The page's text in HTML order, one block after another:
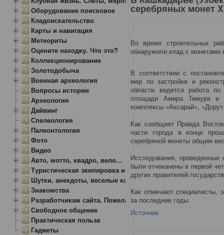
серебряных монет
Во время строительных
обнаружили клад с
В соответствии с
мер по застройке и
области ведется работа по
площади Амира Темура и
комплексы «Аксарай»,
Как сообщает Правда
части города в конце
серебряной монеты общим
Исследования, проведенные
были отчеканены в первой
других правителей
Как отмечают специалисты,
за последние годы.
Источник
Оборудование поисковое
Кладоискательство
Карты и навигация
Метеориты
Оцените находку. Что это?
Коллекционирование
Золотодобыча
Военная археология
Вопросы истории
Археология
Дайвинг
Спелеология
Палеонтология
Фото
Видео
Авто, мотто, квадро, вело...
Туристическая экипировка и снаряжение
Шутки, анекдоты, веселые картинки
Знакомства
Разработчикам сайта. Пожелания, замечания.
Свободное общение
Практическая польза
Гаджеты